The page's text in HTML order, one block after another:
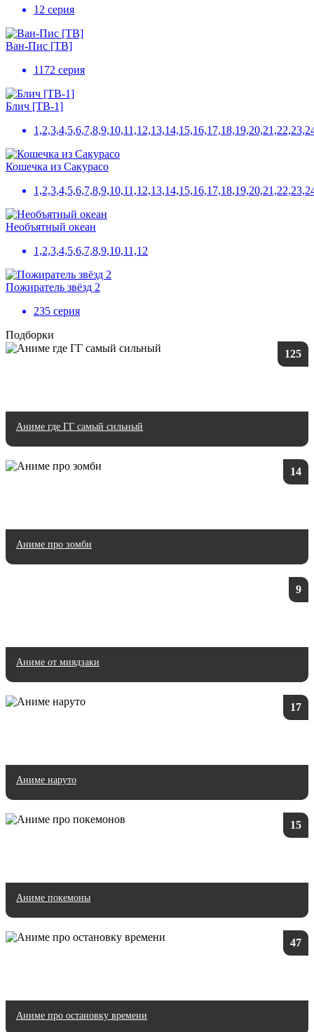
12 серия
Ван-Пис [ТВ]
1172 серия
Блич [ТВ-1]
Кошечка из Сакурасо
Необъятный океан
1,2,3,4,5,6,7,8,9,10,11,12
Пожиратель звёзд 2
235 серия
Подборки
125
Аниме где ГГ самый сильный
14
Аниме про зомби
9
Аниме от миядзаки
17
Аниме наруто
15
Аниме покемоны
47
Аниме про остановку времени